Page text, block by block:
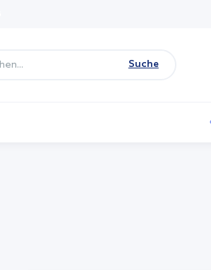
Suche